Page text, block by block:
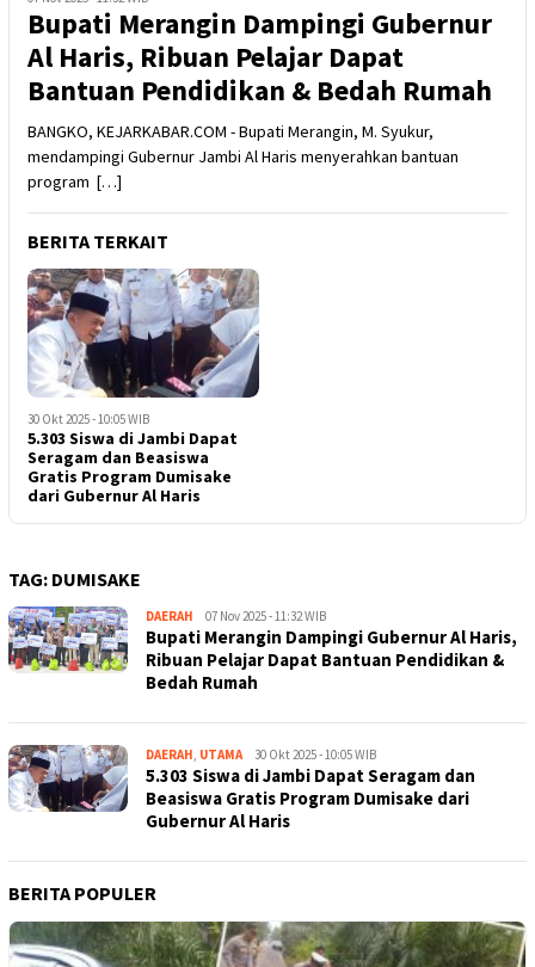
Bupati Merangin Dampingi Gubernur
Al Haris, Ribuan Pelajar Dapat
Bantuan Pendidikan & Bedah Rumah
BANGKO, KEJARKABAR.COM - Bupati Merangin, M. Syukur,
mendampingi Gubernur Jambi Al Haris menyerahkan bantuan
program […]
BERITA TERKAIT
30 Okt 2025 - 10:05 WIB
5.303 Siswa di Jambi Dapat
Seragam dan Beasiswa
Gratis Program Dumisake
dari Gubernur Al Haris
TAG: DUMISAKE
DAERAH Kejar
Kabar
07 Nov 2025 - 11:32 WIB
Bupati Merangin Dampingi Gubernur Al Haris,
Ribuan Pelajar Dapat Bantuan Pendidikan &
Bedah Rumah
DAERAH, UTAMAKejar
Kabar
30 Okt 2025 - 10:05 WIB
5.303 Siswa di Jambi Dapat Seragam dan
Beasiswa Gratis Program Dumisake dari
Gubernur Al Haris
BERITA POPULER